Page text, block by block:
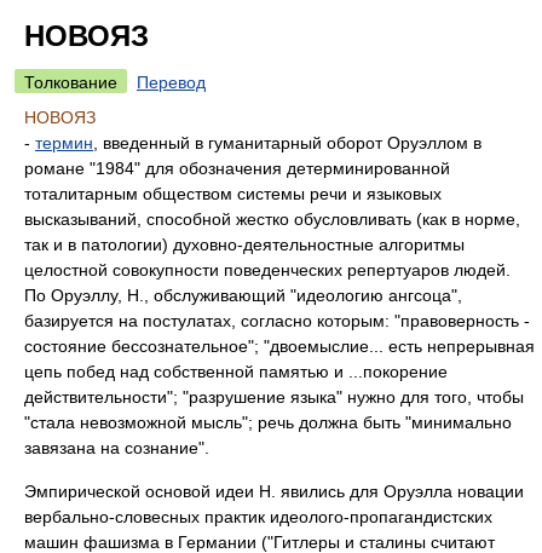
НОВОЯЗ
Толкование
Перевод
НОВОЯЗ
- термин , введенный в гуманитарный оборот Оруэллом в
романе "1984" для обозначения детерминированной
тоталитарным обществом системы речи и языковых
высказываний, способной жестко обусловливать (как в норме,
так и в патологии) духовно-деятельностные алгоритмы
целостной совокупности поведенческих репертуаров людей.
По Оруэллу, Н., обслуживающий "идеологию ангсоца",
базируется на постулатах, согласно которым: "правоверность -
состояние бессознательное"; "двоемыслие... есть непрерывная
цепь побед над собственной памятью и ...покорение
действительности"; "разрушение языка" нужно для того, чтобы
"стала невозможной мысль"; речь должна быть "минимально
завязана на сознание".
Эмпирической основой идеи Н. явились для Оруэлла новации
вербально-словесных практик идеолого-пропагандистских
машин фашизма в Германии ("Гитлеры и сталины считают